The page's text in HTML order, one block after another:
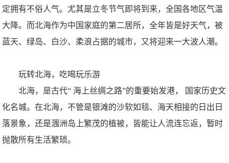
定拥有不俗人气。尤其是立冬节气即将到来，全国各地区气温
大降。而北海作为中国家庭的第二居所，全年皆是好天气，被
蓝天、绿岛、白沙、柔浪占据的城市，又将迎来一大波人潮。
玩转北海，吃喝玩乐游
北海，是古代“ 海上丝绸之路”的重要始发港， 国家历史文
化名城。在北海，不管是银滩的沙软如毯、海天相接的日出日
落景象，还是涠洲岛上繁茂的植被，皆能让人流连忘返，暂时
抛散所有生活繁琐。